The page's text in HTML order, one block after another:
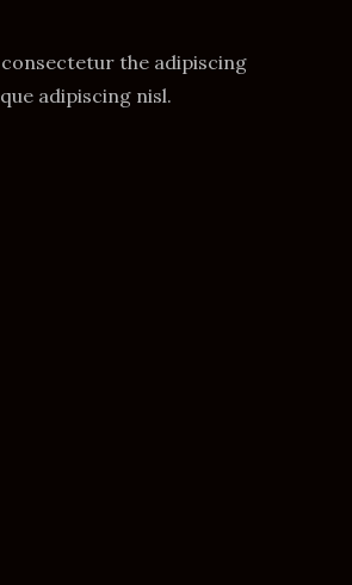
the adipiscing
adipiscing nisl.